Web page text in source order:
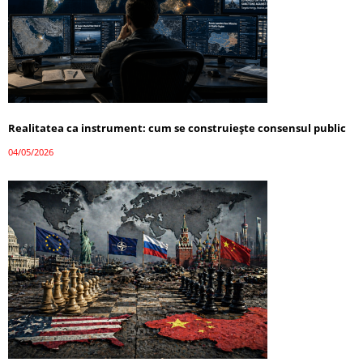
Realitatea ca instrument: cum se construiește consensul public
04/05/2026